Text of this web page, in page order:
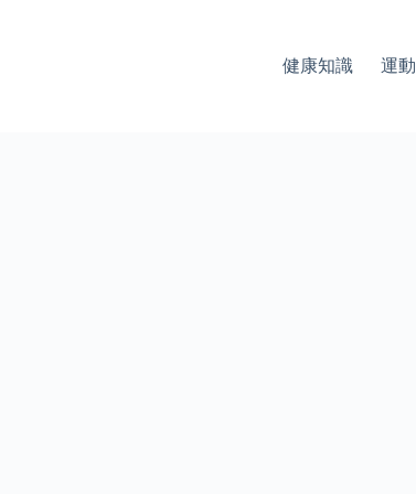
健康知識 運動